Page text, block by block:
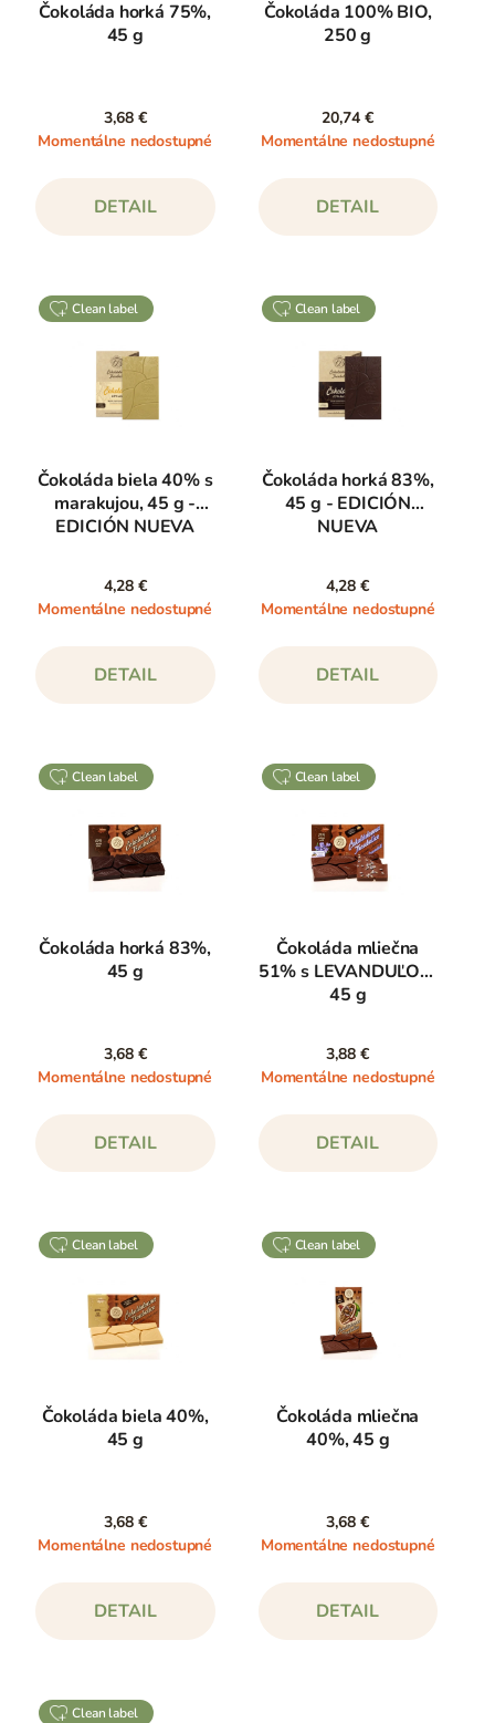
Čokoláda horká 75%,
45 g
3,68 €
Momentálne nedostupné
DETAIL
Čokoláda 100% BIO,
250 g
20,74 €
Momentálne nedostupné
DETAIL
clean label
Čokoláda biela 40% s
marakujou, 45 g -
EDICIÓN NUEVA
4,28 €
Momentálne nedostupné
DETAIL
clean label
Čokoláda horká 83%,
45 g - EDICIÓN
NUEVA
4,28 €
Momentálne nedostupné
DETAIL
clean label
Čokoláda horká 83%,
45 g
3,68 €
Momentálne nedostupné
DETAIL
clean label
Čokoláda mliečna
51% s LEVANDUĽOU,
45 g
3,88 €
Momentálne nedostupné
DETAIL
clean label
Čokoláda biela 40%,
45 g
3,68 €
Momentálne nedostupné
DETAIL
clean label
Čokoláda mliečna
40%, 45 g
3,68 €
Momentálne nedostupné
DETAIL
clean label